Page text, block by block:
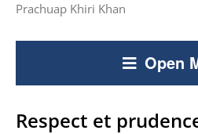
Prachuap Khiri Khan
Open
Respect et